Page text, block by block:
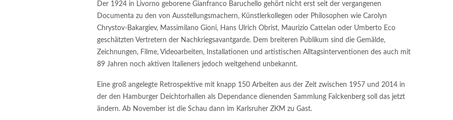
Der 1924 in Livorno geborene Gianfranco Baruchello gehört nicht erst seit der vergangenen
Documenta zu den von Ausstellungsmachern, Künstlerkollegen oder Philosophen wie Carolyn
Chrystov-Bakargiev, Massimilano Gioni, Hans Ulrich Obrist, Maurizio Cattelan oder Umberto Eco
geschätzten Vertretern der Nachkriegsavantgarde. Dem breiteren Publikum sind die Gemälde,
Zeichnungen, Filme, Videoarbeiten, Installationen und artistischen Alltagsinterventionen des auch mit
89 Jahren noch aktiven Italieners jedoch weitgehend unbekannt.
Eine groß angelegte Retrospektive mit knapp 150 Arbeiten aus der Zeit zwischen 1957 und 2014 in
der den Hamburger Deichtorhallen als Dependance dienenden Sammlung Falckenberg soll das jetzt
ändern. Ab November ist die Schau dann im Karlsruher ZKM zu Gast.